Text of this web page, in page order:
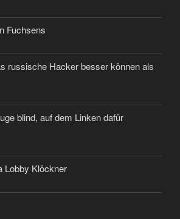
Fuchsens
russische Hacker besser können als
blind, auf dem Linken dafür
Lobby Klöckner